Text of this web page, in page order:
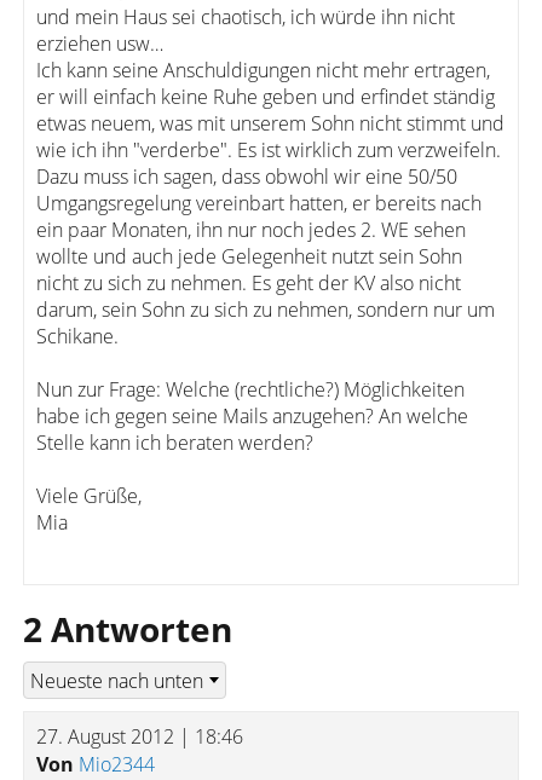
und mein Haus sei chaotisch, ich würde ihn nicht
erziehen usw…
Ich kann seine Anschuldigungen nicht mehr ertragen,
er will einfach keine Ruhe geben und erfindet ständig
etwas neuem, was mit unserem Sohn nicht stimmt und
wie ich ihn "verderbe". Es ist wirklich zum verzweifeln.
Dazu muss ich sagen, dass obwohl wir eine 50/50
Umgangsregelung vereinbart hatten, er bereits nach
ein paar Monaten, ihn nur noch jedes 2. WE sehen
wollte und auch jede Gelegenheit nutzt sein Sohn
nicht zu sich zu nehmen. Es geht der KV also nicht
darum, sein Sohn zu sich zu nehmen, sondern nur um
Schikane.
Nun zur Frage: Welche (rechtliche?) Möglichkeiten
habe ich gegen seine Mails anzugehen? An welche
Stelle kann ich beraten werden?
Viele Grüße,
Mia
2 Antworten
27. August 2012 | 18:46
Von Mio2344